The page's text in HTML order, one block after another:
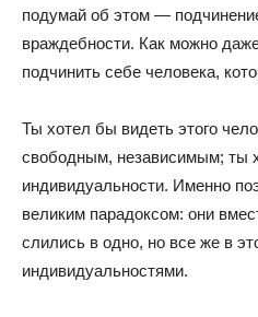
подумай об этом —
враждебности. Как можно
подчинить себе человека,
Ты хотел бы видеть этого
свободным, независимым; ты
индивидуальности. Именно
великим парадоксом: они
слились в одно, но все же в
индивидуальностями.